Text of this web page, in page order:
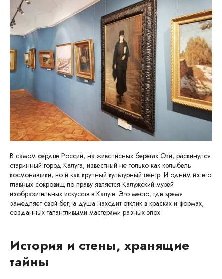
В самом сердце России, на живописных берегах Оки, раскинулся
старинный город Калуга, известный не только как колыбель
космонавтики, но и как крупный культурный центр. И одним из его
главных сокровищ по праву является Калужский музей
изобразительных искусств в Калуге. Это место, где время
замедляет свой бег, а душа находит отклик в красках и формах,
созданных талантливыми мастерами разных эпох.
История и стены, хранящие
тайны